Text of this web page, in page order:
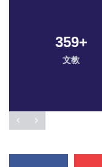
359+
文教